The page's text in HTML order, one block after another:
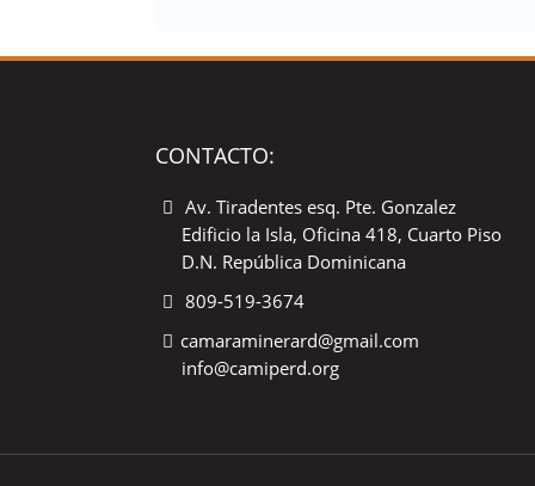
CONTACTO:
Av. Tiradentes esq. Pte. Gonzalez
Edificio la Isla, Oficina 418, Cuarto Piso
D.N. República Dominicana
809-519-3674
camaraminerard@gmail.com
info@camiperd.org